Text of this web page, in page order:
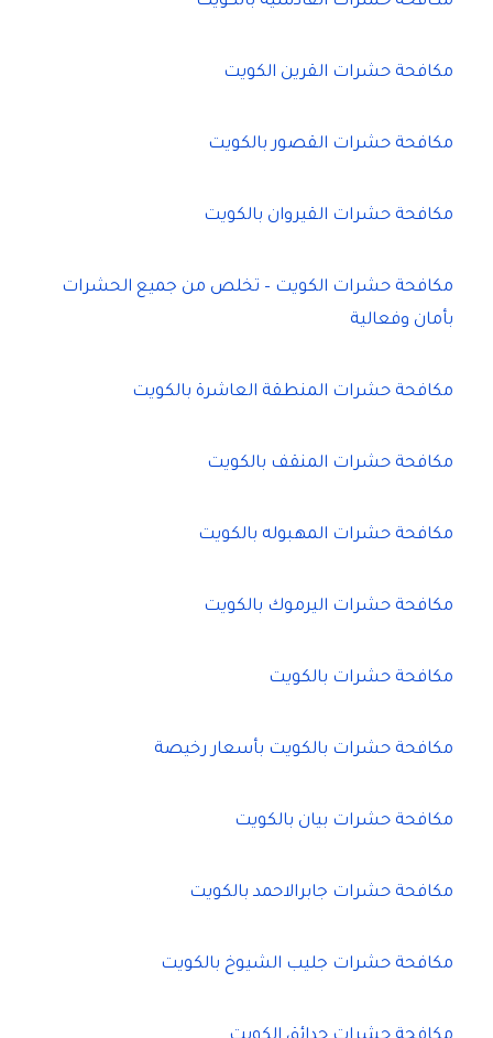
مكافحة حشرات القرين الكويت
مكافحة حشرات القصور بالكويت
مكافحة حشرات القيروان بالكويت
مكافحة حشرات الكويت – تخلص من جميع الحشرات
بأمان وفعالية
مكافحة حشرات المنطقة العاشرة بالكويت
مكافحة حشرات المنقف بالكويت
مكافحة حشرات المهبوله بالكويت
مكافحة حشرات اليرموك بالكويت
مكافحة حشرات بالكويت
مكافحة حشرات بالكويت بأسعار رخيصة
مكافحة حشرات بيان بالكويت
مكافحة حشرات جابرالاحمد بالكويت
مكافحة حشرات جليب الشيوخ بالكويت